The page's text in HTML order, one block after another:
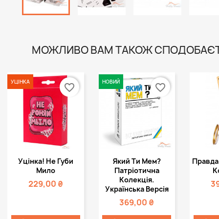
МОЖЛИВО ВАМ ТАКОЖ
Швидкий
перегляд
Уцінка! Не Губи
Мило
229,00 ₴
УЦІНКА
favorite_border
Швидкий
перегляд
Який Ти Мем?
Патріотична
Колекція.
Українська Версія
369,00 ₴
НОВИЙ
favorite_border
